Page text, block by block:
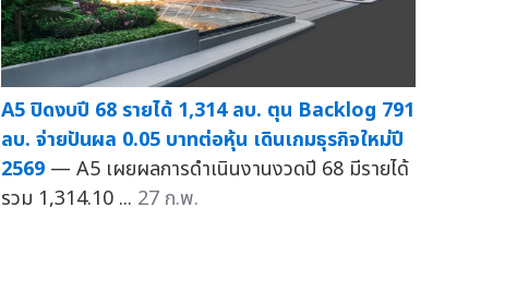
A5 ปิดงบปี 68 รายได้ 1,314 ลบ. ตุน Backlog 791
ลบ. จ่ายปันผล 0.05 บาทต่อหุ้น เดินเกมธุรกิจใหม่ปี
2569 — A5 เผยผลการดำเนินงานงวดปี 68 มีรายได้
รวม 1,314.10 ... 27 ก.พ.